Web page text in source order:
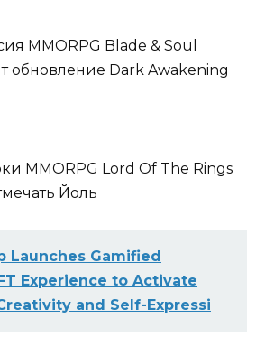
MMORPG Blade & Soul
обновление Dark Awakening
MMORPG Lord Of The Rings
Йоль
Launches Gamified
Experience to Activate
and Self-Expressi